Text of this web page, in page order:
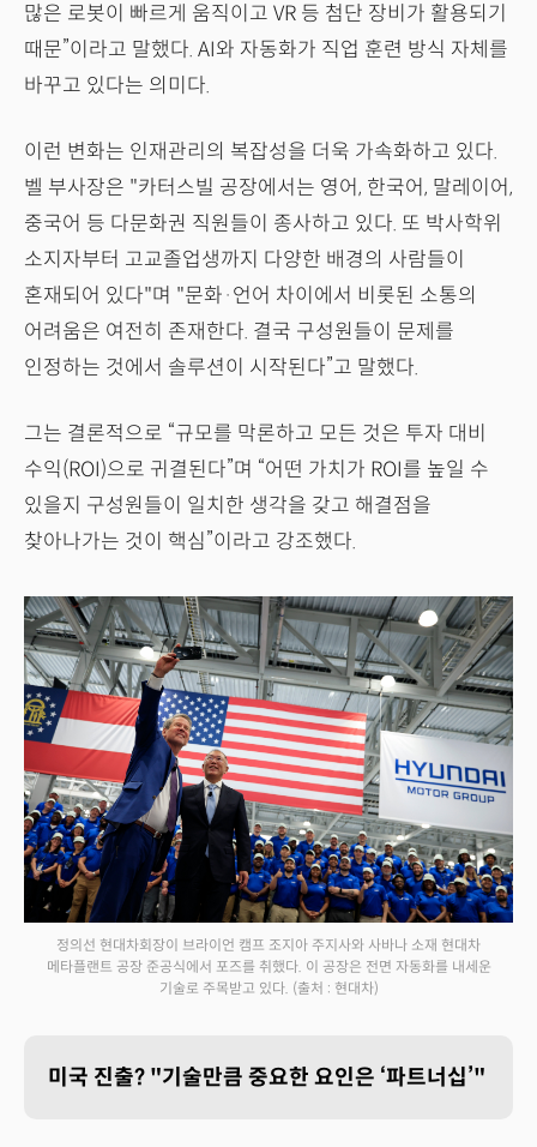
많은 로봇이 빠르게 움직이고 VR 등 첨단 장비가 활용되기
때문”이라고 말했다. AI와 자동화가 직업 훈련 방식 자체를
바꾸고 있다는 의미다.
이런 변화는 인재관리의 복잡성을 더욱 가속화하고 있다.
벨 부사장은 "카터스빌 공장에서는 영어, 한국어, 말레이어,
중국어 등 다문화권 직원들이 종사하고 있다. 또 박사학위
소지자부터 고교졸업생까지 다양한 배경의 사람들이
혼재되어 있다"며 "문화·언어 차이에서 비롯된 소통의
어려움은 여전히 존재한다. 결국 구성원들이 문제를
인정하는 것에서 솔루션이 시작된다”고 말했다.
그는 결론적으로 “규모를 막론하고 모든 것은 투자 대비
수익(ROI)으로 귀결된다”며 “어떤 가치가 ROI를 높일 수
있을지 구성원들이 일치한 생각을 갖고 해결점을
찾아나가는 것이 핵심”이라고 강조했다.
정의선 현대차회장이 브라이언 캠프 조지아 주지사와 사바나 소재 현대차
메타플랜트 공장 준공식에서 포즈를 취했다. 이 공장은 전면 자동화를 내세운
기술로 주목받고 있다. (출처 : 현대차)
미국 진출? "기술만큼 중요한 요인은 ‘파트너십’"